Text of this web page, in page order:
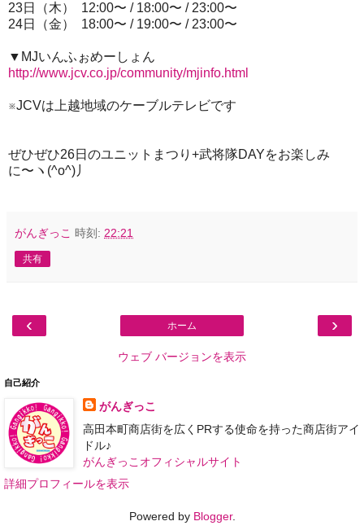
23日（木） 12:00〜 / 18:00〜 / 23:00〜
24日（金） 18:00〜 / 19:00〜 / 23:00〜
▼MJいんふぉめーしょん
http://www.jcv.co.jp/community/mjinfo.html
※JCVは上越地域のケーブルテレビです
ぜひぜひ26日のユニットまつり+武将隊DAYをお楽しみ
に〜ヽ(^o^)丿
がんぎっこ 時刻: 22:21
共有
‹ ›
ホーム
ウェブ バージョンを表示
自己紹介
がんぎっこ
高田本町商店街を広くPRする使命を持った商店街アイ
ドル♪
がんぎっこオフィシャルサイト
詳細プロフィールを表示
Powered by Blogger.